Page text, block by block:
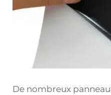
De nombreux